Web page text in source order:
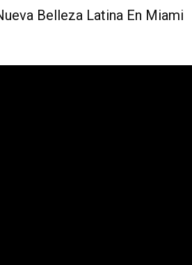
Belleza Latina En Miami